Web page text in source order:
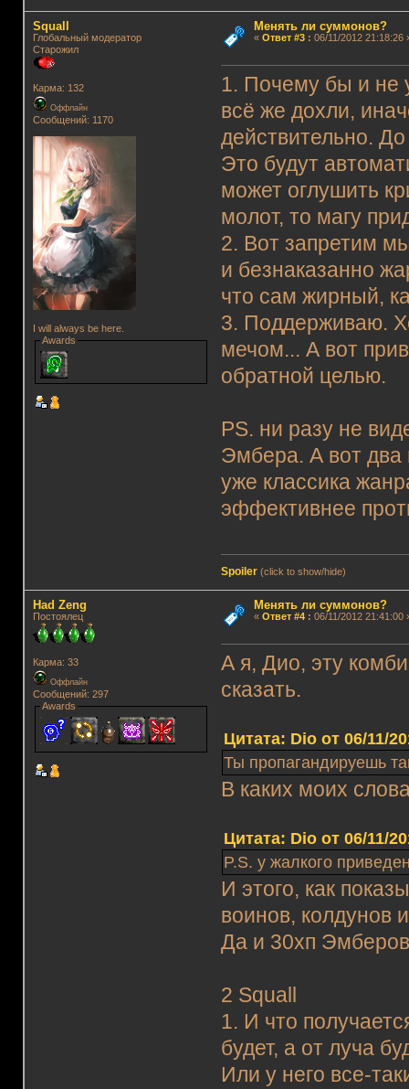
Squall
Глобальный модератор
Старожил
Карма: 132
Оффлайн
Сообщений: 1170
I will always be here.
Awards
Менять ли суммонов?
« Ответ #3: 06/11/2012 21:18:26
1. Почему бы и не
всё же дохли,
действительно.
Это будут
может оглушить
молот, то магу
2. Вот запретим
и безнаказанно
что сам жирный,
3. Поддерживаю.
мечом... А вот
обратной целью.
PS. ни разу не
Эмбера. А вот два
уже классика
эффективнее
Spoiler (click to show/hide)
Had Zeng
Постоялец
Карма: 33
Оффлайн
Сообщений: 297
Awards
Менять ли суммонов?
« Ответ #4: 06/11/2012 21:41:00
А я, Дио, эту
сказать.
Цитата: Dio от 06/11/
Ты пропагандируешь
В каких моих
Цитата: Dio от 06/11/
P.S. у жалкого
И этого, как
воинов, колдунов
Да и 30хп
2 Squall
1. И что
будет, а от луча
Или у него все-